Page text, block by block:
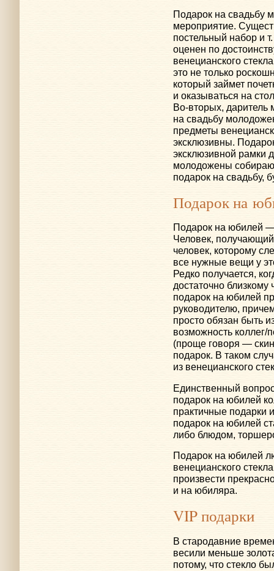
Подарок на свадьбу
мероприятие.
постельный набор и
оценен по
венецианского
это не только
который займет
и оказываться на
Во-вторых, даритель
на свадьбу
предметы
эксклюзивны.
эксклюзивной рамки
молодожены
подарок на свадьбу,
Подарок на
Подарок на юбилей
Человек,
человек, которому
все нужные вещи у
Редко получается,
достаточно
подарок на юбилей
руководителю,
просто обязан быть
возможность коллег/
(проще говоря —
подарок. В таком
из венецианского
Единственный
подарок на юбилей
практичные подарки
подарок на юбилей
либо блюдом,
Подарок на юбилей
венецианского
произвести
и на юбиляра.
VIP подарки
В стародавние
весили меньше
потому, что стекло